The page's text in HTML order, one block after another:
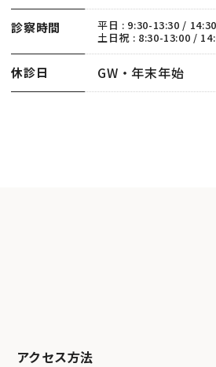
診察時間
平日 : 9:30-13:30 /
土日祝 : 8:30-13:00 /
休診日 GW・年末年始
アクセス方法